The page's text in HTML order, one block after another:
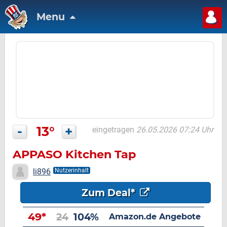
Menu
- 13° + eingetragen 26.05.2026 07:24 Uhr
APPASO Kitchen Tap
li896 Nutzerinhalt
Zum Deal*
49* 24 104%
Amazon.de Angebote